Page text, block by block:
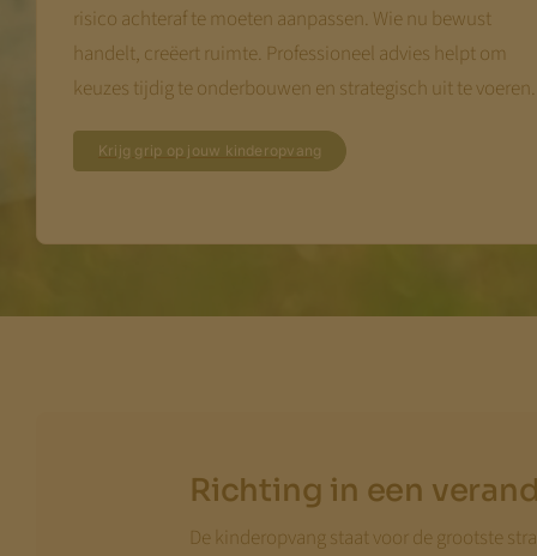
risico achteraf te moeten aanpassen. Wie nu bewust
handelt, creëert ruimte. Professioneel advies helpt om
keuzes tijdig te onderbouwen en strategisch uit te voeren.
Krijg grip op jouw kinderopvang
Richting in een
De kinderopvang staat voor de grootste